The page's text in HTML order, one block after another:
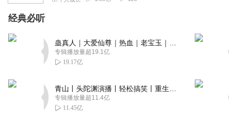
经典必听
专辑播放量超19.1亿
19.17亿
专辑播放量超11.4亿
11.45亿